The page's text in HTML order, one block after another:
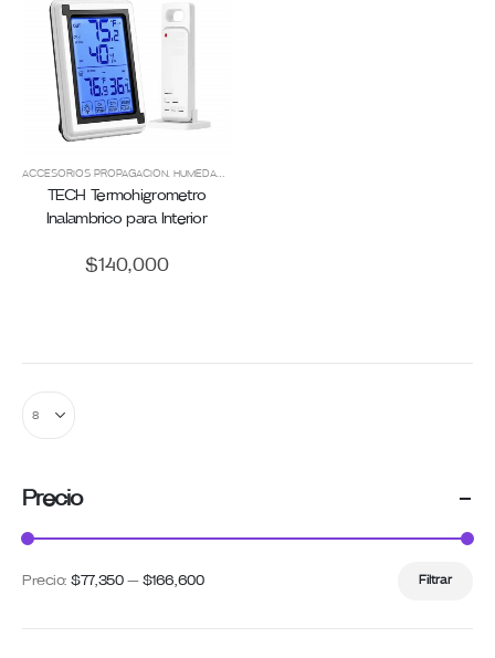
ACCESORIOS PROPAGACIÓN, HUMEDAD RELATIVA (%HR)
TECH Termohigrometro
Inalambrico para Interior
$140,000
Precio
Filtrar
Precio:$77,350— $166,600